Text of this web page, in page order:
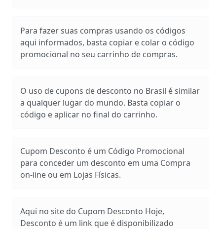
Para fazer suas compras usando os códigos
aqui informados, basta copiar e colar o código
promocional no seu carrinho de compras.
O uso de cupons de desconto no Brasil é similar
a qualquer lugar do mundo. Basta copiar o
código e aplicar no final do carrinho.
Cupom Desconto é um Código Promocional
para conceder um desconto em uma Compra
on-line ou em Lojas Físicas.
Aqui no site do Cupom Desconto Hoje,
Desconto é um link que é disponibilizado